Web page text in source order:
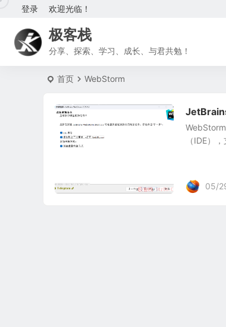
欢迎光临！
登录
极客栈
分享、探索、学习、成长、与君共勉！
首页 WebStorm
（IDE）
05/